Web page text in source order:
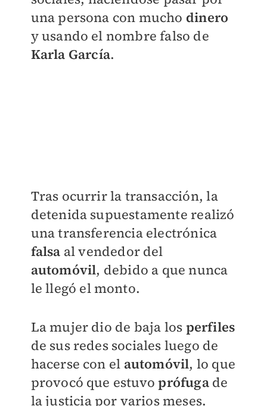
una persona con mucho dinero
y usando el nombre falso de
Karla García.
Tras ocurrir la transacción, la
detenida supuestamente realizó
una transferencia electrónica
falsa al vendedor del
automóvil, debido a que nunca
le llegó el monto.
La mujer dio de baja los perfiles
de sus redes sociales luego de
hacerse con el automóvil, lo que
provocó que estuvoprófuga de
la justicia por varios meses.